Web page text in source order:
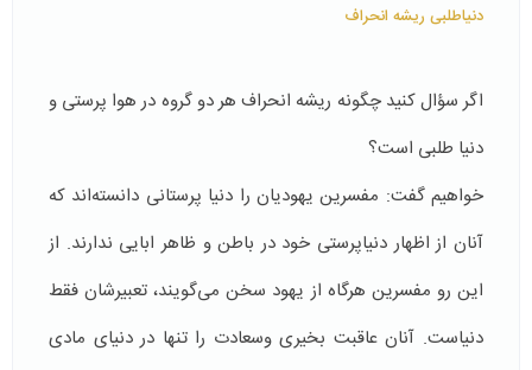
دنیاطلبی ریشه انحراف
اگر سؤال كنید چگونه ریشه انحراف هر دو گروه در هوا پرستی و
دنیا طلبی است؟
خواهیم گفت: مفسرین یهودیان را دنیا پرستانی دانسته‌اند كه
آنان از اظهار دنیاپرستی خود در باطن و ظاهر ابایی ندارند. از
این رو مفسرین هرگاه از یهود سخن می‌گویند، تعبیرشان فقط
دنیا‌ست. آنان عاقبت بخیری وسعادت را تنها در دنیای مادی